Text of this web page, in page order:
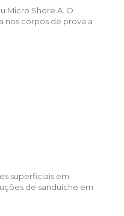
Micro Shore A. O
nos corpos de prova a
superficiais em
de sanduíche em